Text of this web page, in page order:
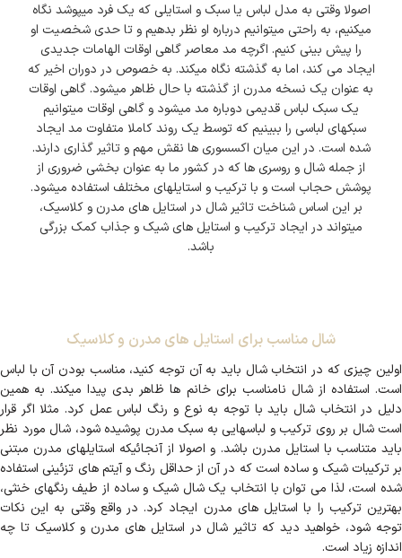
اصولا وقتی به مدل لباس یا سبک و استایلی که یک فرد میپوشد نگاه
میکنیم، به راحتی میتوانیم درباره او نظر بدهیم و تا حدی شخصیت او
را پیش بینی کنیم. اگرچه مد معاصر گاهی اوقات الهامات جدیدی
ایجاد می کند، اما به گذشته نگاه میکند. به خصوص در دوران اخیر که
به عنوان یک نسخه مدرن از گذشته با حال ظاهر میشود. گاهی اوقات
یک سبک لباس قدیمی دوباره مد میشود و گاهی اوقات میتوانیم
سبکهای لباسی را ببینیم که توسط یک روند کاملا متفاوت مد ایجاد
شده است. در این میان اکسسوری ها نقش مهم و تاثیر گذاری دارند.
از جمله شال و روسری ها که در کشور ما به عنوان بخشی ضروری از
پوشش حجاب است و با ترکیب و استایلهای مختلف استفاده میشود.
بر این اساس شناخت تاثیر شال در استایل های مدرن و کلاسیک،
میتواند در ایجاد ترکیب و استایل های شیک و جذاب کمک بزرگی
باشد.
شال مناسب برای استایل های مدرن و کلاسیک
اولین چیزی که در انتخاب شال باید به آن توجه کنید، مناسب بودن آن با لباس
است. استفاده از شال نامناسب برای خانم ها ظاهر بدی پیدا میکند. به همین
دلیل در انتخاب شال باید با توجه به نوع و رنگ لباس عمل کرد. مثلا اگر قرار
است شال بر روی ترکیب و لباسهایی به سبک مدرن پوشیده شود، شال مورد نظر
باید متناسب با استایل مدرن باشد. و اصولا از آنجائیکه استایلهای مدرن مبتنی
بر ترکیبات شیک و ساده است که در آن از حداقل رنگ و آیتم های تزئینی استفاده
شده است، لذا می توان با انتخاب یک شال شیک و ساده از طیف رنگهای خنثی،
بهترین ترکیب را با استایل های مدرن ایجاد کرد. در واقع وقتی به این نکات
توجه شود، خواهید دید که تاثیر شال در استایل های مدرن و کلاسیک تا چه
اندازه زیاد است.